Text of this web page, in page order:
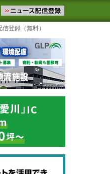
す。物流ニュースメール
く見るテーマ
登録（無料）